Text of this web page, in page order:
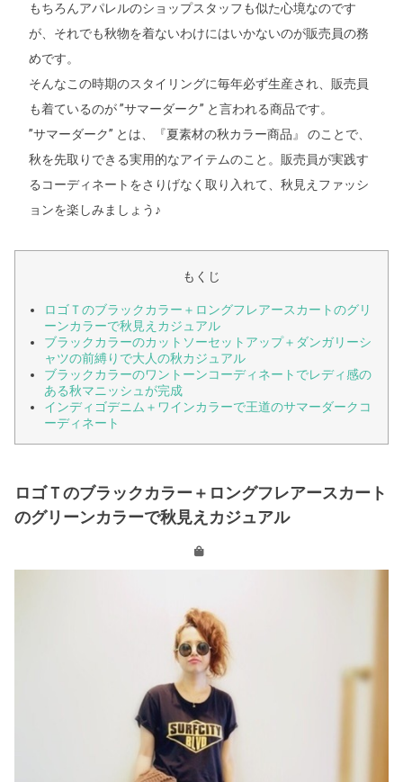
もちろんアパレルのショップスタッフも似た心境なのです
が、それでも秋物を着ないわけにはいかないのが販売員の務
めです。
そんなこの時期のスタイリングに毎年必ず生産され、販売員
も着ているのが ”サマーダーク” と言われる商品です。
”サマーダーク” とは、『夏素材の秋カラー商品』 のことで、
秋を先取りできる実用的なアイテムのこと。販売員が実践す
るコーディネートをさりげなく取り入れて、秋見えファッシ
ョンを楽しみましょう♪
もくじ
ロゴＴのブラックカラー＋ロングフレアースカートのグリ
ーンカラーで秋見えカジュアル
ブラックカラーのカットソーセットアップ＋ダンガリーシ
ャツの前縛りで大人の秋カジュアル
ブラックカラーのワントーンコーディネートでレディ感の
ある秋マニッシュが完成
インディゴデニム＋ワインカラーで王道のサマーダークコ
ーディネート
ロゴＴのブラックカラー＋ロングフレアースカート
のグリーンカラーで秋見えカジュアル